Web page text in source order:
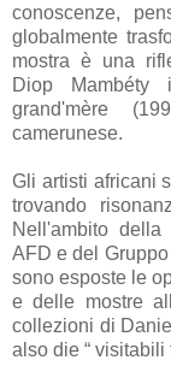
conoscenze,
globalmente
mostra è una
Diop Mambéty
grand'mère
camerunese.
Gli artisti africani
trovando
Nell'ambito
AFD e del
sono esposte le
e delle mostre
collezioni di
also die “